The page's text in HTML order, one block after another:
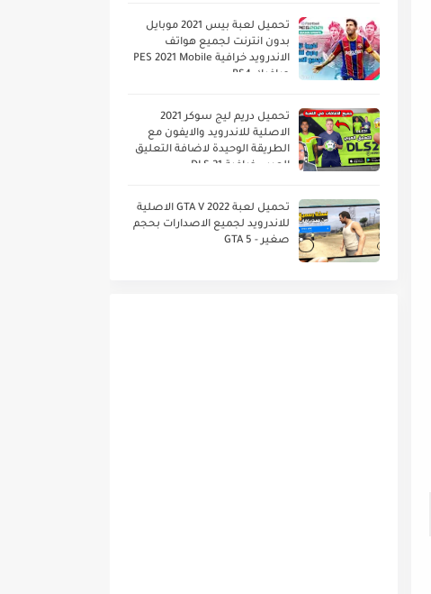
تحميل لعبة بيس 2021 موبايل
بدون انترنت لجميع هواتف
الاندرويد خرافية PES 2021 Mobile
جرافيك PS4
تحميل دريم ليج سوكر 2021
الاصلية للاندرويد والايفون مع
الطريقة الوحيدة لاضافة التعليق
العربي خرافية DLS 21
تحميل لعبة GTA V 2022 الاصلية
للاندرويد لجميع الاصدارات بحجم
صغير - GTA 5